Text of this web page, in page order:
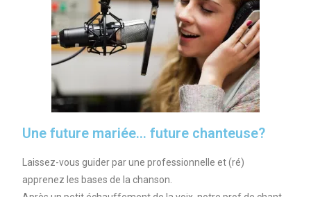
Une future mariée... future chanteuse?
Laissez-vous guider par une professionnelle et (ré)
apprenez les bases de la chanson.